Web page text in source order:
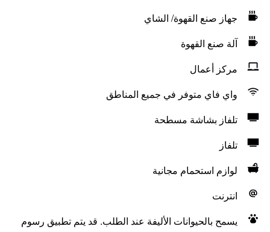
جهاز صنع القهوة/ الشاي
آلة صنع القهوة
مركز أعمال
واي فاي متوفر في جميع المناطق
تلفاز بشاشة مسطحة
تلفاز
لوازم استحمام مجانية
انترنت
يسمح بالحيوانات الأليفة عند الطلب. قد يتم تطبيق رسوم